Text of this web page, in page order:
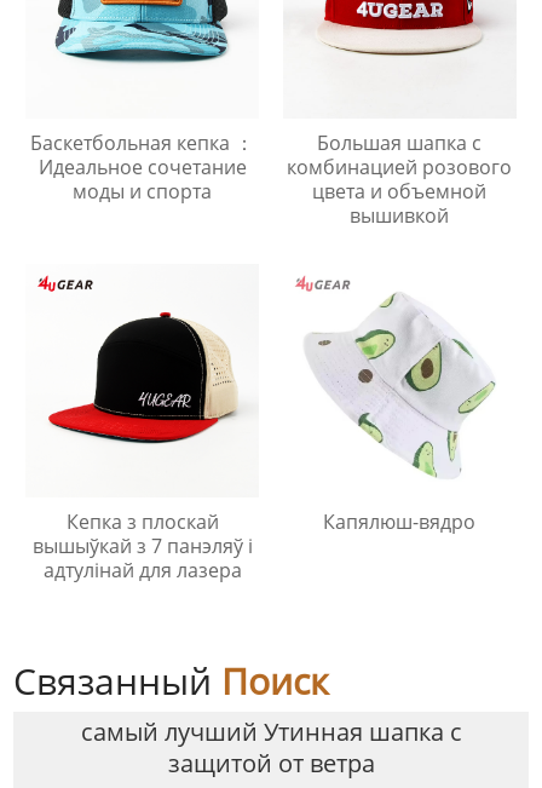
Баскетбольная кепка ：
Идеальное сочетание
моды и спорта
Большая шапка с
комбинацией розового
цвета и объемной
вышивкой
Кепка з плоскай
вышыўкай з 7 панэляў і
адтулінай для лазера
Капялюш-вядро
Связанный Поиск
самый лучший Утинная шапка с
защитой от ветра